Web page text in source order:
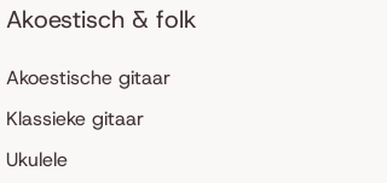
Akoestisch & folk
Akoestische gitaar
Klassieke gitaar
Ukulele